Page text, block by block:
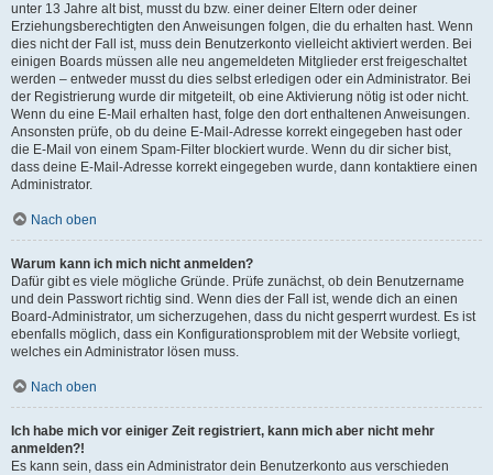
unter 13 Jahre alt bist, musst du bzw. einer deiner Eltern oder deiner
Erziehungsberechtigten den Anweisungen folgen, die du erhalten hast. Wenn
dies nicht der Fall ist, muss dein Benutzerkonto vielleicht aktiviert werden. Bei
einigen Boards müssen alle neu angemeldeten Mitglieder erst freigeschaltet
werden – entweder musst du dies selbst erledigen oder ein Administrator. Bei
der Registrierung wurde dir mitgeteilt, ob eine Aktivierung nötig ist oder nicht.
Wenn du eine E-Mail erhalten hast, folge den dort enthaltenen Anweisungen.
Ansonsten prüfe, ob du deine E-Mail-Adresse korrekt eingegeben hast oder
die E-Mail von einem Spam-Filter blockiert wurde. Wenn du dir sicher bist,
dass deine E-Mail-Adresse korrekt eingegeben wurde, dann kontaktiere einen
Administrator.
Nach oben
Warum kann ich mich nicht anmelden?
Dafür gibt es viele mögliche Gründe. Prüfe zunächst, ob dein Benutzername
und dein Passwort richtig sind. Wenn dies der Fall ist, wende dich an einen
Board-Administrator, um sicherzugehen, dass du nicht gesperrt wurdest. Es ist
ebenfalls möglich, dass ein Konfigurationsproblem mit der Website vorliegt,
welches ein Administrator lösen muss.
Nach oben
Ich habe mich vor einiger Zeit registriert, kann mich aber nicht mehr
anmelden?!
Es kann sein, dass ein Administrator dein Benutzerkonto aus verschieden